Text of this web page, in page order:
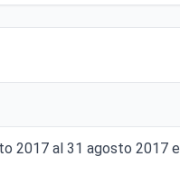
2017 al 31 agosto 2017 e